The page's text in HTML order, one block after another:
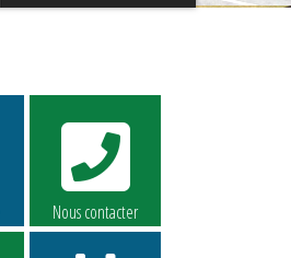
Nous contacter